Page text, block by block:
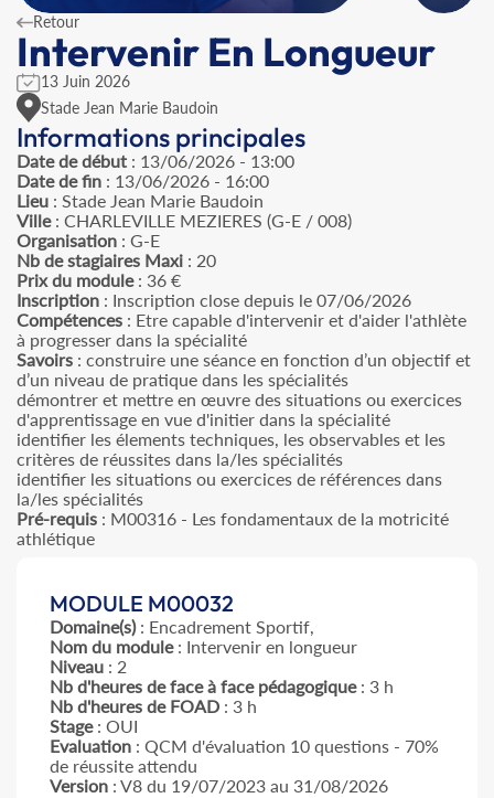
Retour
Intervenir En Longueur
13 Juin 2026
Stade Jean Marie Baudoin
Informations principales
Date de début : 13/06/2026 - 13:00
Date de fin : 13/06/2026 - 16:00
Lieu : Stade Jean Marie Baudoin
Ville: CHARLEVILLE MEZIERES (G-E / 008)
Organisation : G-E
Nb de stagiaires Maxi : 20
Prix du module: 36 €
Inscription : Inscription close depuis le 07/06/2026
Compétences : Etre capable d'intervenir et d'aider l'athlète
à progresser dans la spécialité
Savoirs : construire une séance en fonction d’un objectif et
d’un niveau de pratique dans les spécialités
démontrer et mettre en œuvre des situations ou exercices
d'apprentissage en vue d'initier dans la spécialité
identifier les élements techniques, les observables et les
critères de réussites dans la/les spécialités
identifier les situations ou exercices de références dans
la/les spécialités
Pré-requis : M00316 - Les fondamentaux de la motricité
athlétique
MODULE M00032
Domaine(s): Encadrement Sportif,
Nom du module: Intervenir en longueur
Niveau : 2
Nb d'heures de face à face pédagogique: 3 h
Nb d'heures de FOAD : 3 h
Stage: OUI
Evaluation : QCM d'évaluation 10 questions - 70%
de réussite attendu
Version : V8 du 19/07/2023 au 31/08/2026